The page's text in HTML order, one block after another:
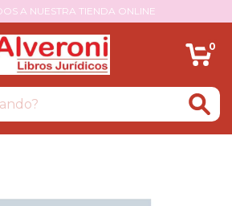
A NUESTRA TIENDA ONLINE
0